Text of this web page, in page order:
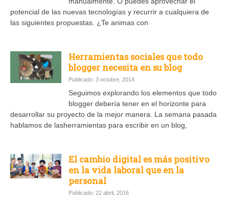
potencial de las nuevas tecnologías y recurrir a cualquiera de
las siguientes propuestas. ¿Te animas con
Herramientas sociales que todo
blogger necesita en su blog
Publicado: 3 octubre, 2014
Seguimos explorando los elementos que todo
blogger debería tener en el horizonte para
desarrollar su proyecto de la mejor manera. La semana pasada
hablamos de lasherramientas para escribir en un blog,
El cambio digital es más positivo
en la vida laboral que en la
personal
Publicado: 22 abril, 2016